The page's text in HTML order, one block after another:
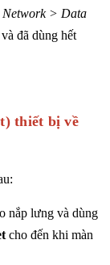
Network > Data
đã dùng hết
thiết bị về
nắp lưng và dùng
cho đến khi màn